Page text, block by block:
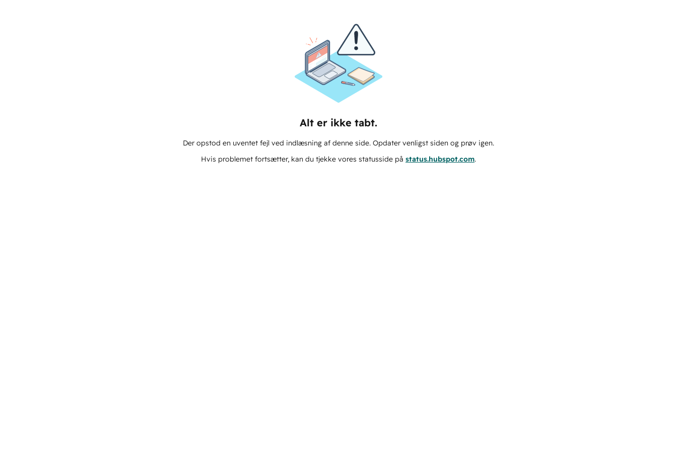
Alt er ikke tabt.
Der opstod en uventet fejl ved indlæsning af denne side. Opdater venligst siden og prøv igen.
Hvis problemet fortsætter, kan du tjekke vores statusside på status.hubspot.com.